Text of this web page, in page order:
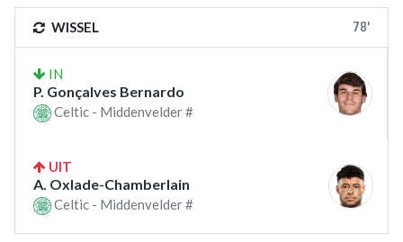
WISSEL 78'
IN
P. Gonçalves Bernardo
Celtic - Middenvelder #
UIT
A. Oxlade-Chamberlain
Celtic - Middenvelder #